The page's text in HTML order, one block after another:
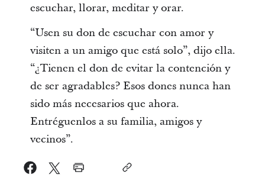
escuchar, llorar, meditar y orar.
“Usen su don de escuchar con amor y
visiten a un amigo que está solo”, dijo ella.
“¿Tienen el don de evitar la contención y
de ser agradables? Esos dones nunca han
sido más necesarios que ahora.
Entréguenlos a su familia, amigos y
vecinos”.